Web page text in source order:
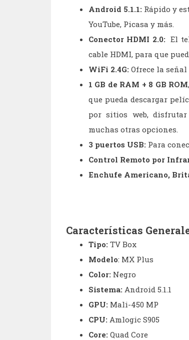
Android 5.1.1: Rápido y
YouTube, Picasa y más.
Conector HDMI 2.0:El
cable HDMI, para que
WiFi 2.4G: Ofrece la
1 GB de RAM + 8 GB ROM
que pueda descargar
por sitios web,
muchas otras opciones.
3 puertos USB: Para
Control Remoto por
Enchufe Americano,
Características
Tipo: TV Box
Modelo: MX Plus
Color: Negro
Sistema: Android 5.1.1
GPU: Mali-450 MP
CPU: Amlogic S905
Core: Quad Core